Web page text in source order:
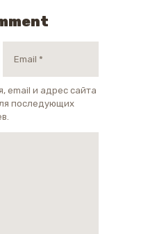
email и адрес сайта
последующих